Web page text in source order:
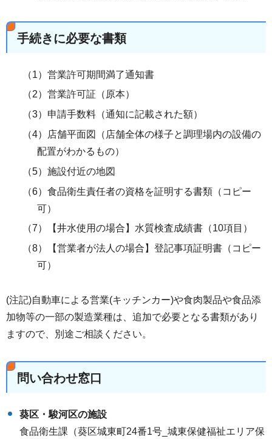
手続きに必要な書類
（1）営業許可期間満了通知書
（2）営業許可証（原本）
（3）申請手数料（通知に記載された額）
（4）店舗平面図（店舗全体の様子と調理場内の設備の
配置がわかるもの）
（5）施設付近の地図
（6）食品衛生責任者の資格を証明する書類（コピー
可）
（7）【井水使用の場合】水質検査成績書（10項目）
（8）【営業者が法人の場合】登記事項証明書（コピー
可）
(注記)自動車による営業(キッチンカー)や食肉製品や食品添
加物等の一部の製造業種は、追加で必要となる書類があり
ますので、別途ご相談ください。
問い合わせ窓口
葵区・駿河区の施設
食品衛生課（葵区城東町24番1号_城東保健福祉エリア保